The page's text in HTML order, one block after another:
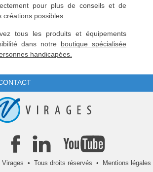
pour plus de conseils et de
créations possibles.
tous les produits et équipements
dans notre boutique spécialisée
handicapées.
Virages • Tous droits réservés • Mentions légales